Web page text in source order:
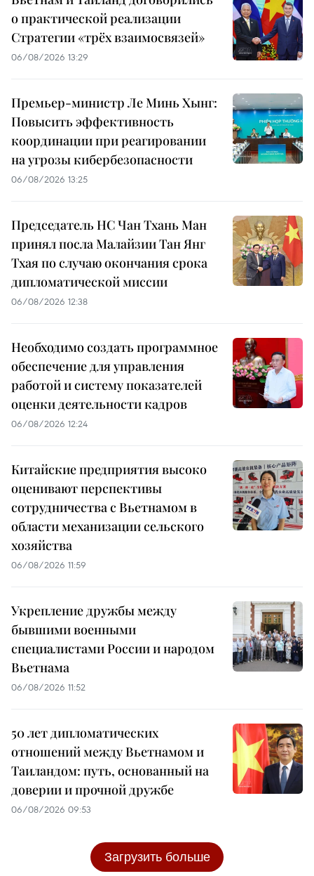
о практической реализации
Стратегии «трёх взаимосвязей»
06/08/2026 13:29
Премьер-министр Ле Минь Хынг:
Повысить эффективность
координации при реагировании
на угрозы кибербезопасности
06/08/2026 13:25
Председатель НС Чан Тхань Ман
принял посла Малайзии Тан Янг
Тхая по случаю окончания срока
дипломатической миссии
06/08/2026 12:38
Необходимо создать программное
обеспечение для управления
работой и систему показателей
оценки деятельности кадров
06/08/2026 12:24
Китайские предприятия высоко
оценивают перспективы
сотрудничества с Вьетнамом в
области механизации сельского
хозяйства
06/08/2026 11:59
Укрепление дружбы между
бывшими военными
специалистами России и народом
Вьетнама
06/08/2026 11:52
50 лет дипломатических
отношений между Вьетнамом и
Таиландом: путь, основанный на
доверии и прочной дружбе
06/08/2026 09:53
Загрузить больше